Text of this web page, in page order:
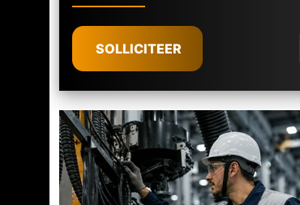
SOLLICITEER